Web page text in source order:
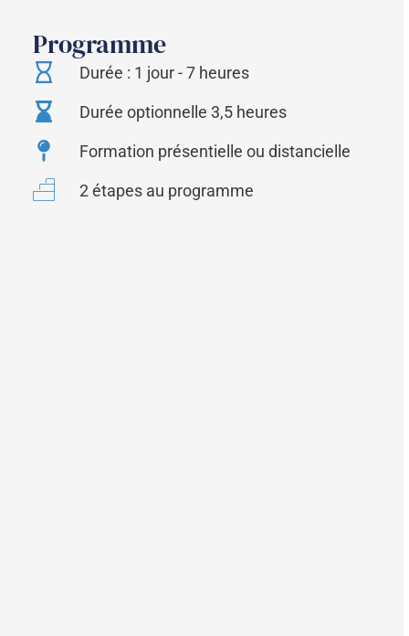
Programme
Durée : 1 jour - 7 heures
Durée optionnelle 3,5 heures
Formation présentielle ou distancielle
2 étapes au programme